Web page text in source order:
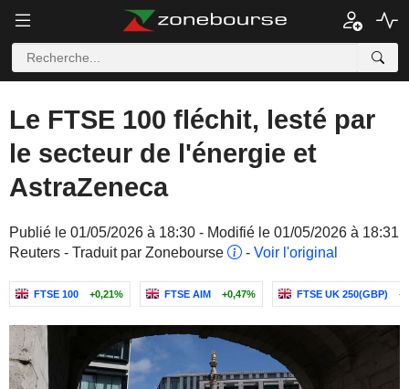
Le FTSE 100 fléchit, lesté par
le secteur de l'énergie et
AstraZeneca
Publié le 01/05/2026 à 18:30 - Modifié le 01/05/2026 à 18:31
Reuters - Traduit par Zonebourse
- Voir l'original
FTSE 100 +0,21% FTSE AIM +0,47% FTSE UK 250(GBP)